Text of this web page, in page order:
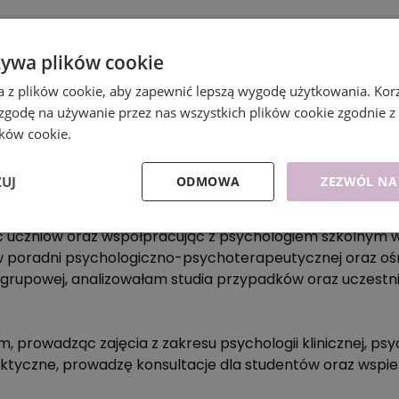
potrzeb pacjenta, dbając o stworzenie
terapeutycznych, edukacyjnych oraz
oraz współpracując z psychologiem szkolnym
psychologiczno-psychoterapeutycznej oraz
analizowałam studia przypadków oraz
prowadząc zajęcia z zakresu psychologii klinicznej,
prowadzę konsultacje dla studentów oraz
plików cookie
z plików cookie, aby zapewnić lepszą wygodę użytkowania.
na używanie przez nas wszystkich plików cookie zgodnie
cookie.
ZEZWÓL
ODMOWA